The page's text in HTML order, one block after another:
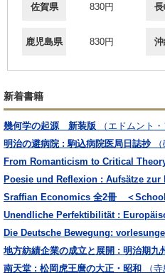
佐賀県 830円
鹿児島県 830円
新着書籍
幾何学の起源 新装版 （エドムント
明治の避病院 : 駒込病院医局日誌抄
From Romanticism to Critical
Poesie und Reflexion : Aufsätze zur
Sraffian Economics 全2冊 ＜
Unendliche Perfektibilität :
Die Deutsche Bewegung:
地方紡績企業の成立と展開 : 明治期九
南天堂 : 松岡虎王麿の大正・昭和
（